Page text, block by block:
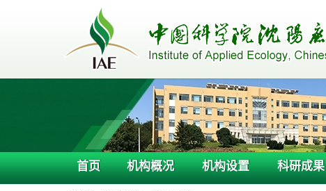
首页 机构概况 机构设置 科研成果